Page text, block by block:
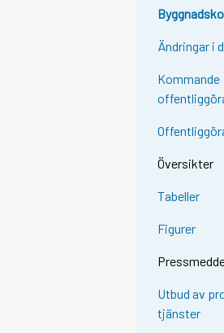
Ändringar i
Kommande
Översikter
Tabeller
Figurer
Utbud av
tjänster